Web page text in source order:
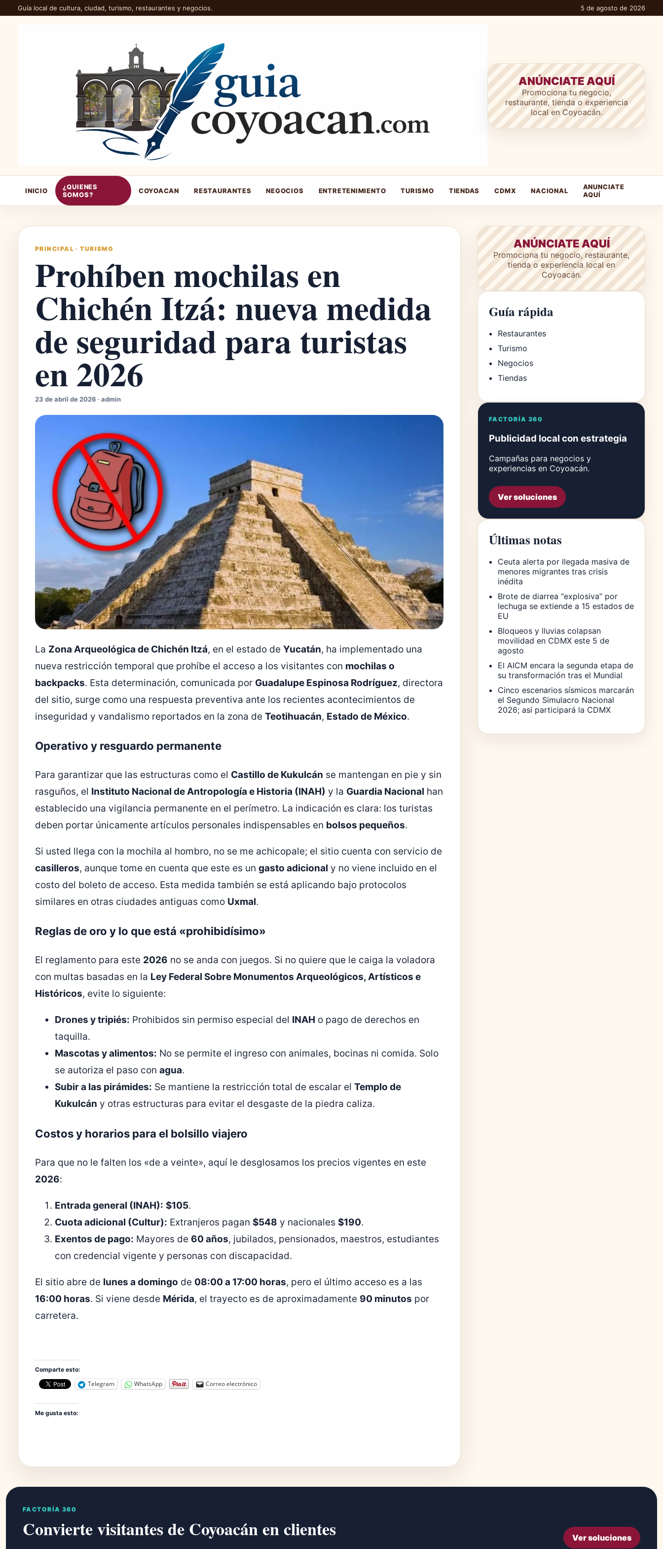
Guía local de cultura, ciudad, turismo, restaurantes y negocios. 5 de agosto de 2026
ANÚNCIATE AQUÍ
Promociona tu negocio,
restaurante, tienda o experiencia
local en Coyoacán.
INICIO
¿QUIENES
SOMOS?
COYOACAN RESTAURANTES NEGOCIOS ENTRETENIMIENTO TURISMO TIENDAS CDMX NACIONAL
ANUNCIATE
AQUÍ
PRINCIPAL ·TURISMO
Prohíben mochilas en
Chichén Itzá: nueva medida
de seguridad para turistas
en 2026
23 de abril de 2026 · admin
La Zona Arqueológica de Chichén Itzá, en el estado de Yucatán, ha implementado una
nueva restricción temporal que prohíbe el acceso a los visitantes con mochilas o
backpacks. Esta determinación, comunicada por Guadalupe Espinosa Rodríguez, directora
del sitio, surge como una respuesta preventiva ante los recientes acontecimientos de
inseguridad y vandalismo reportados en la zona de Teotihuacán, Estado de México.
Operativo y resguardo permanente
Para garantizar que las estructuras como el Castillo de Kukulcán se mantengan en pie y sin
rasguños, el Instituto Nacional de Antropología e Historia (INAH) y la Guardia Nacional han
establecido una vigilancia permanente en el perímetro. La indicación es clara: los turistas
deben portar únicamente artículos personales indispensables en bolsos pequeños.
Si usted llega con la mochila al hombro, no se me achicopale; el sitio cuenta con servicio de
casilleros, aunque tome en cuenta que este es un gasto adicional y no viene incluido en el
costo del boleto de acceso. Esta medida también se está aplicando bajo protocolos
similares en otras ciudades antiguas como Uxmal.
Reglas de oro y lo que está «prohibidísimo»
El reglamento para este 2026 no se anda con juegos. Si no quiere que le caiga la voladora
con multas basadas en la Ley Federal Sobre Monumentos Arqueológicos, Artísticos e
Históricos, evite lo siguiente:
Drones y tripiés: Prohibidos sin permiso especial del INAH o pago de derechos en
taquilla.
Mascotas y alimentos: No se permite el ingreso con animales, bocinas ni comida. Solo
se autoriza el paso con agua.
Subir a las pirámides: Se mantiene la restricción total de escalar el Templo de
Kukulcán y otras estructuras para evitar el desgaste de la piedra caliza.
Costos y horarios para el bolsillo viajero
Para que no le falten los «de a veinte», aquí le desglosamos los precios vigentes en este
2026:
Entrada general (INAH): $105.
Cuota adicional (Cultur): Extranjeros pagan $548 y nacionales $190.
Exentos de pago: Mayores de 60 años, jubilados, pensionados, maestros, estudiantes
con credencial vigente y personas con discapacidad.
El sitio abre de lunes a domingo de 08:00 a 17:00 horas, pero el último acceso es a las
16:00 horas. Si viene desde Mérida, el trayecto es de aproximadamente 90 minutos por
carretera.
Comparte esto:
Telegram WhatsApp Correo electrónico
Me gusta esto:
ANÚNCIATE AQUÍ
Promociona tu negocio, restaurante,
tienda o experiencia local en
Coyoacán.
Guía rápida
Restaurantes
Turismo
Negocios
Tiendas
FACTORÍA 360
Publicidad local con estrategia
Campañas para negocios y
experiencias en Coyoacán.
Ver soluciones
Últimas notas
Ceuta alerta por llegada masiva de
menores migrantes tras crisis
inédita
Brote de diarrea “explosiva” por
lechuga se extiende a 15 estados de
EU
Bloqueos y lluvias colapsan
movilidad en CDMX este 5 de
agosto
El AICM encara la segunda etapa de
su transformación tras el Mundial
Cinco escenarios sísmicos marcarán
el Segundo Simulacro Nacional
2026; así participará la CDMX
FACTORÍA 360
Convierte visitantes de Coyoacán en clientes Ver soluciones